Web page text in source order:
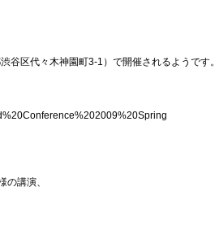
谷区代々木神園町3-1）で開催されるようです。
講演、